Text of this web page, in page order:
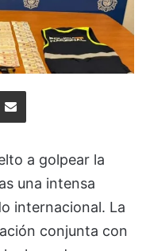
Compartir via Email
a golpear la
una intensa
internacional. La
conjunta con